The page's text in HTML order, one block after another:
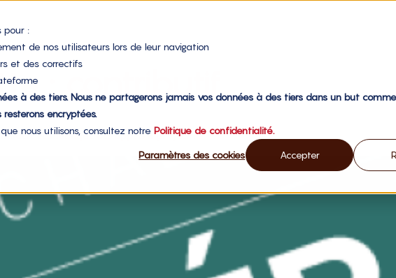
pour :
de nos utilisateurs lors de leur navigation
et des correctifs
à des tiers. Nous ne partagerons jamais vos données à des tiers dans un but
encryptées.
nous utilisons, consultez notre Politique de confidentialité.
Paramètres des cookies Accepter
: contributif
économique des appels à projets ?